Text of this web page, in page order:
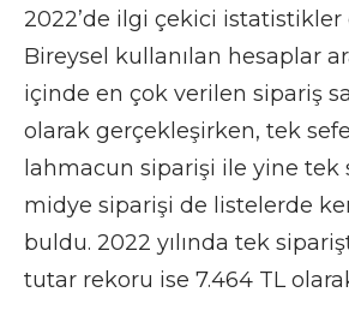
2022’de ilgi çekici istatistikler
Bireysel kullanılan hesaplar
içinde en çok verilen sipariş
olarak gerçekleşirken, tek
lahmacun siparişi ile yine tek
midye siparişi de listelerde
buldu. 2022 yılında tek
tutar rekoru ise 7.464 TL